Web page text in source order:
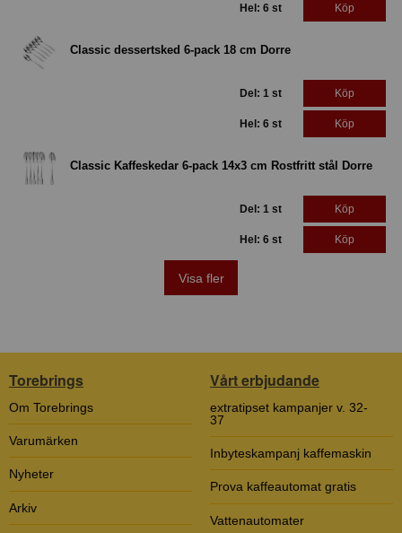
Hel: 6 st Köp
Classic dessertsked 6-pack 18 cm Dorre
Del: 1 st Köp
Hel: 6 st Köp
Classic Kaffeskedar 6-pack 14x3 cm Rostfritt stål Dorre
Del: 1 st Köp
Hel: 6 st Köp
Visa fler
Torebrings
Om Torebrings
Varumärken
Nyheter
Arkiv
Vårt erbjudande
extratipset kampanjer v. 32-
37
Inbyteskampanj kaffemaskin
Prova kaffeautomat gratis
Vattenautomater